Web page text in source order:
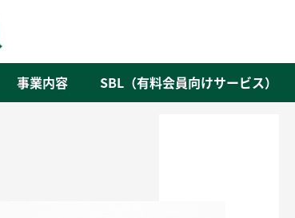
事業内容 SBL（有料会員向けサービス）